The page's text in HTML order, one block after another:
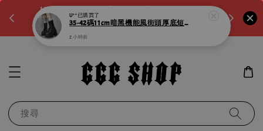
LINE:@noa4230k 客服回覆時間:a.m10:00-
p.m8:00
滿600元
運！滿
搜尋